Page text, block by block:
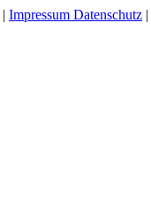
| Impressum Datenschutz |